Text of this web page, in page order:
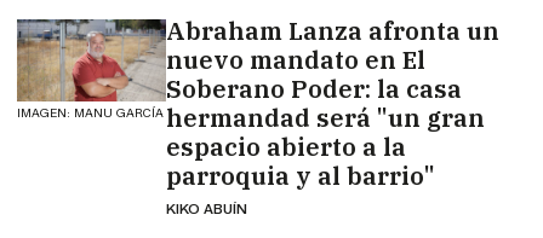
IMAGEN: MANU GARCÍA
Abraham Lanza afronta un
nuevo mandato en El
Soberano Poder: la casa
hermandad será "un gran
espacio abierto a la
parroquia y al barrio"
KIKO ABUÍN